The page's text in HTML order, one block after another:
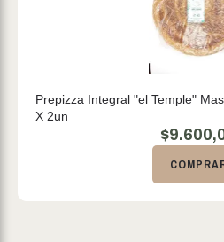
Prepizza Integral "el Temple"
X 2un
$